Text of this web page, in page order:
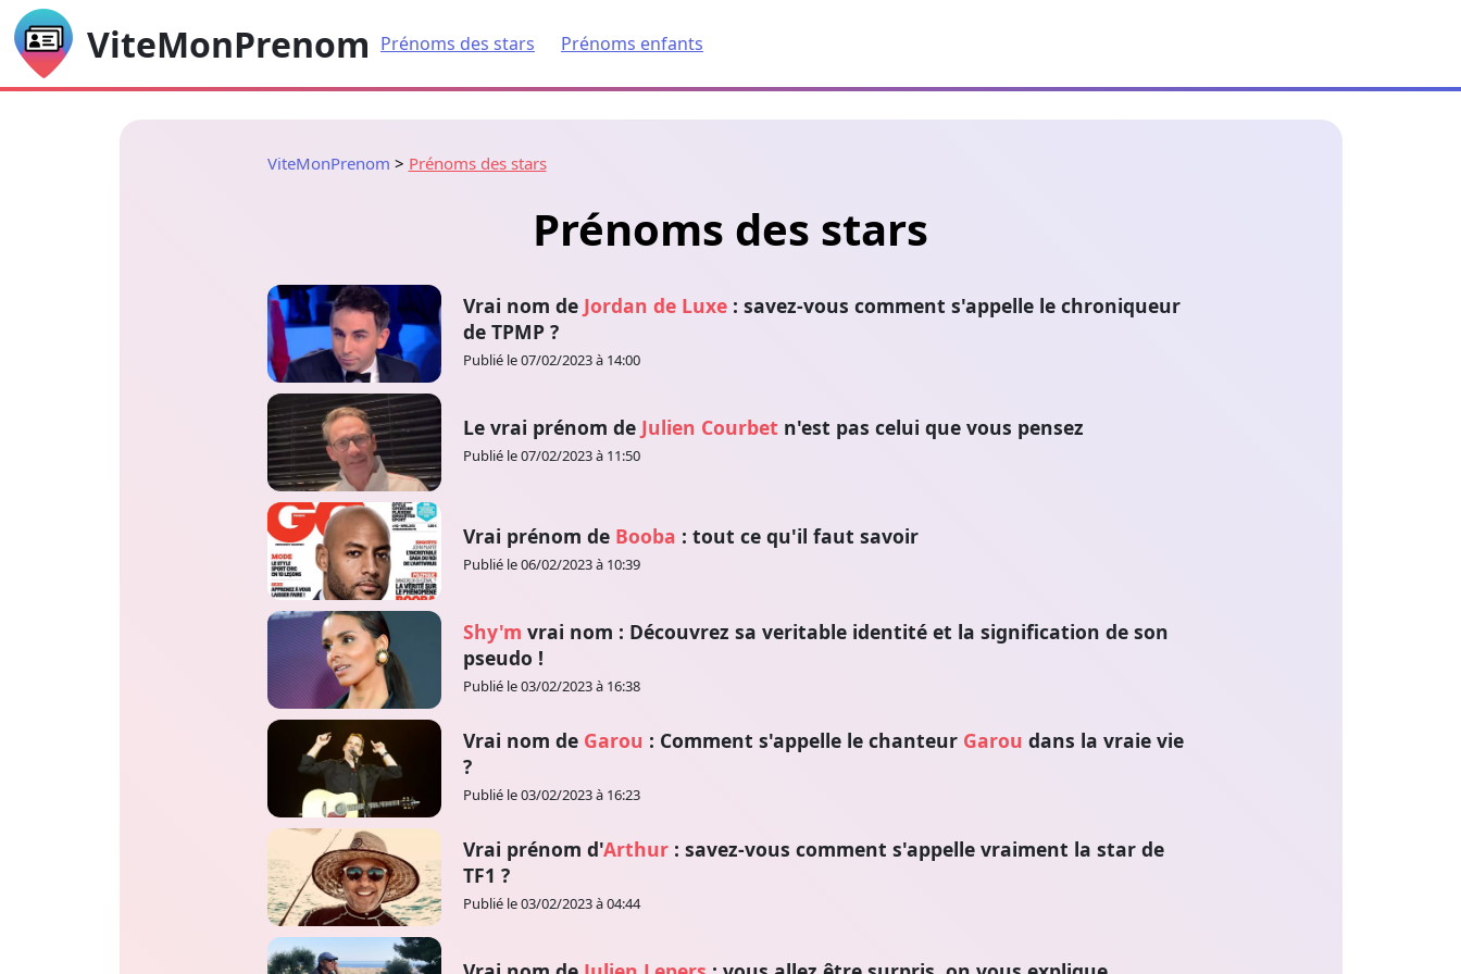
ViteMonPrenom Prénoms des stars Prénoms enfants
ViteMonPrenom Prénoms des stars
Prénoms des stars
Vrai nom de Jordan de Luxe: savez-vous comment s'appelle le chroniqueur
de TPMP ?
Publié le 07/02/2023 à 14:00
Le vrai prénom de Julien Courbet n'est pas celui que vous pensez
Publié le 07/02/2023 à 11:50
Vrai prénom de Booba : tout ce qu'il faut savoir
Publié le 06/02/2023 à 10:39
Shy'm vrai nom : Découvrez sa veritable identité et la signification de son
pseudo !
Publié le 03/02/2023 à 16:38
Vrai nom de Garou : Comment s'appelle le chanteur Garou dans la vraie vie
?
Publié le 03/02/2023 à 16:23
Vrai prénom d'Arthur: savez-vous comment s'appelle vraiment la star de
TF1 ?
Publié le 03/02/2023 à 04:44